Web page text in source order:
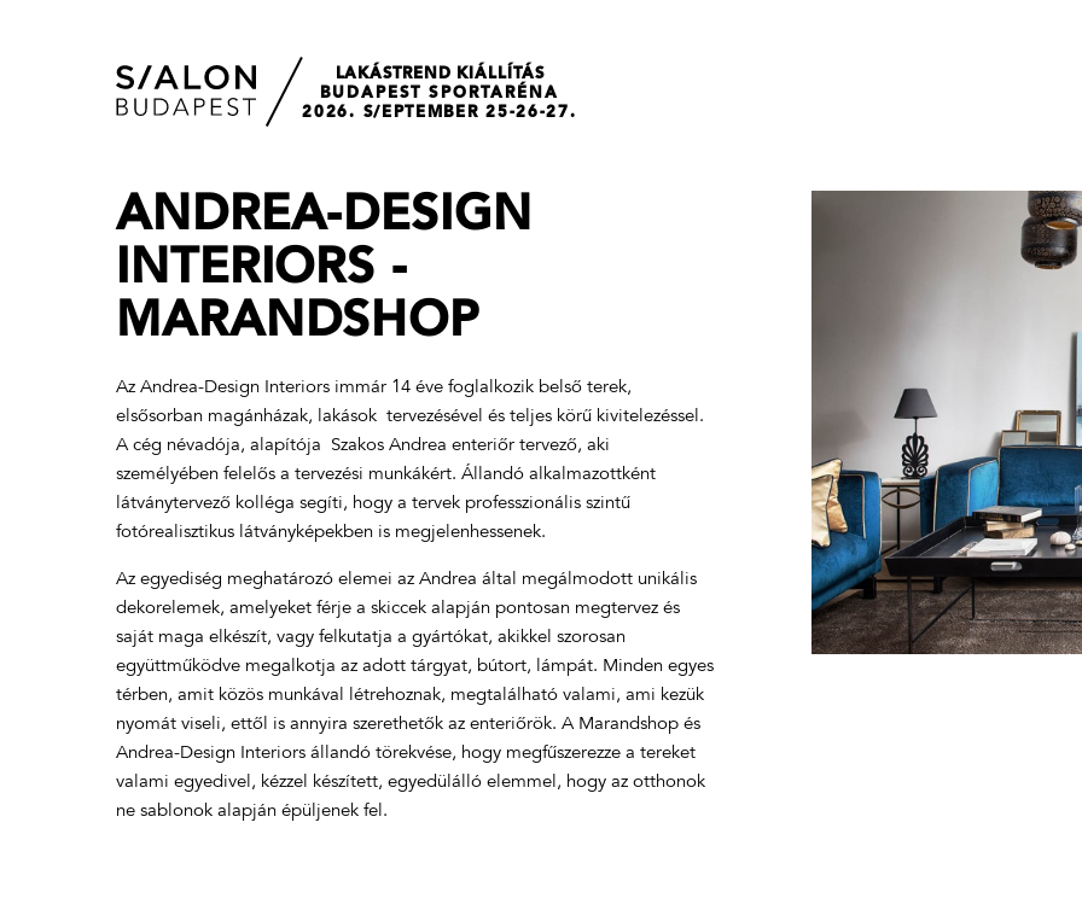
LAKÁSTREND KIÁLLÍTÁS
BUDAPEST SPORTARÉNA
2026. S/EPTEMBER 25-26-27.
ANDREA-DESIGN
INTERIORS -
MARANDSHOP
Az Andrea-Design Interiors immár 14 éve foglalkozik belső terek,
elsősorban magánházak, lakások tervezésével és teljes körű kivitelezéssel.
A cég névadója, alapítója Szakos Andrea enteriőr tervező, aki
személyében felelős a tervezési munkákért. Állandó alkalmazottként
látványtervező kolléga segíti, hogy a tervek professzionális szintű
fotórealisztikus látványképekben is megjelenhessenek.
Az egyediség meghatározó elemei az Andrea által megálmodott unikális
dekorelemek, amelyeket férje a skiccek alapján pontosan megtervez és
saját maga elkészít, vagy felkutatja a gyártókat, akikkel szorosan
együttműködve megalkotja az adott tárgyat, bútort, lámpát. Minden egyes
térben, amit közös munkával létrehoznak, megtalálható valami, ami kezük
nyomát viseli, ettől is annyira szerethetők az enteriőrök. A Marandshop és
Andrea-Design Interiors állandó törekvése, hogy megfűszerezze a tereket
valami egyedivel, kézzel készített, egyedülálló elemmel, hogy az otthonok
ne sablonok alapján épüljenek fel.